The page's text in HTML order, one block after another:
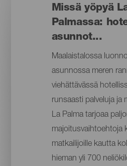
Missä yöpyä
Palmassa:
asunnot...
Maalaistalossa
asunnossa meren
viehättävässä
runsaasti palveluja ja
La Palma tarjoaa
majoitusvaihtoehtoja
matkailijoille kautta
hieman yli 700